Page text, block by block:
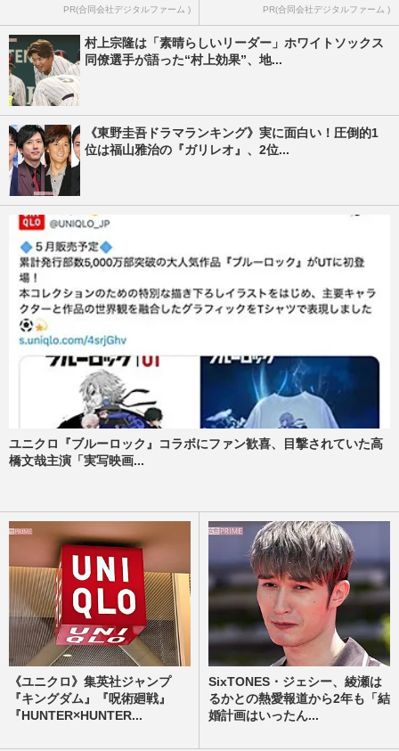
PR(合同会社デジタルファーム ) PR(合同会社デジタルファーム )
村上宗隆は「素晴らしいリーダー」ホワイトソックス
同僚選手が語った“村上効果”、地...
《東野圭吾ドラマランキング》実に面白い！圧倒的1
位は福山雅治の『ガリレオ』、2位...
ユニクロ『ブルーロック』コラボにファン歓喜、目撃されていた高
橋文哉主演「実写映画...
《ユニクロ》集英社ジャンプ
『キングダム』『呪術廻戦』
『HUNTER×HUNTER...
SixTONES・ジェシー、綾瀬は
るかとの熱愛報道から2年も「結
婚計画はいったん...